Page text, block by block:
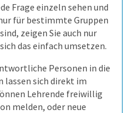
Frage einzeln sehen und
für bestimmte Gruppen
zeigen Sie auch nur
das einfach umsetzen.
Personen in die
lassen sich direkt im
Lehrende freiwillig
melden, oder neue